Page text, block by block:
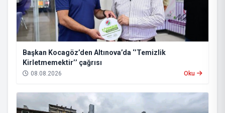
Başkan Kocagöz’den Altınova’da ‘’Temizlik
Kirletmemektir’’ çağrısı
08.08.2026 Oku